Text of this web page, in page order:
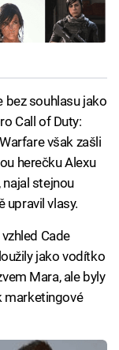
bez souhlasu jako
Call of Duty:
však zašli
herečku Alexu
najal stejnou
upravil vlasy.
Cade
jako vodítko
Mara, ale byly
marketingové